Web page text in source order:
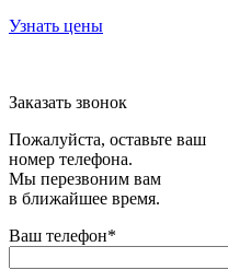
Узнать цены
Заказать звонок
Пожалуйста, оставьте ваш
номер телефона.
Мы перезвоним вам
в ближайшее время.
Ваш телефон*